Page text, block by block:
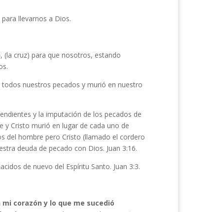
llevarnos a Dios.
(la cruz) para que nosotros, estando
nuestros pecados y murió en nuestro
y la imputación de los pecados de
y Cristo murió en lugar de cada uno de
del hombre pero Cristo (llamado el cordero
deuda de pecado con Dios. Juan 3:16.
de nuevo del Espíritu Santo. Juan 3:3.
corazón y lo que me sucedió